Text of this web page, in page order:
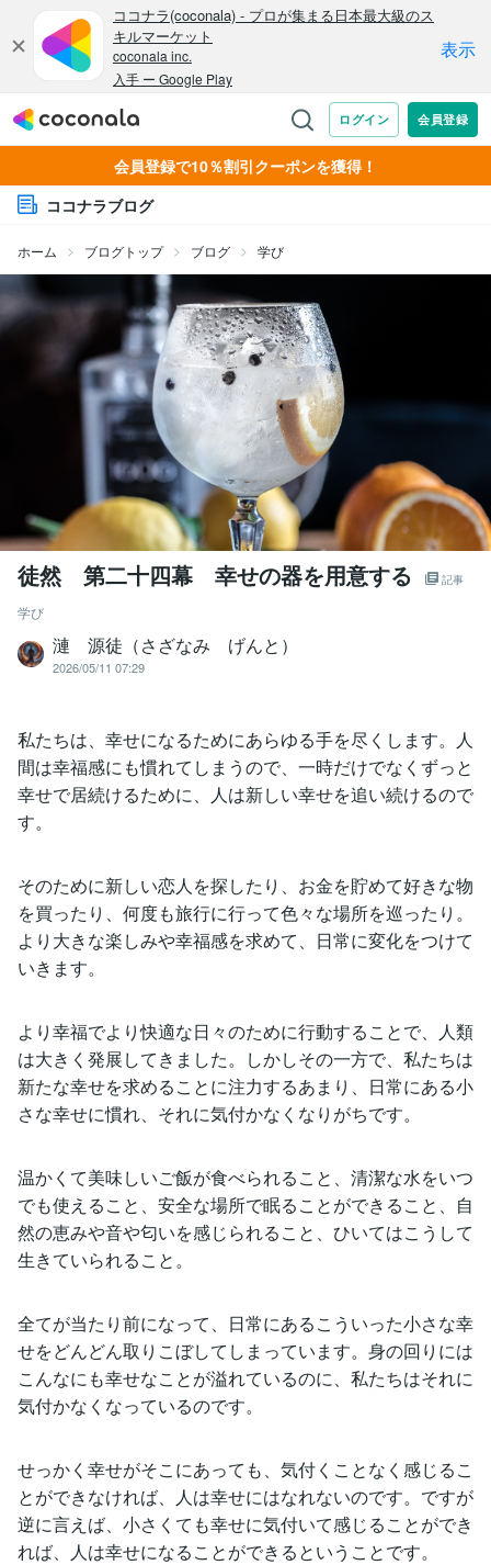
会員登録で10％割引クーポンを獲得！
ココナラブログ
ホーム ブログトップ ブログ 学び
徒然 第二十四幕 幸せの器を用意する 記事
学び
漣 源徒（さざなみ げんと）
2026/05/11 07:29
私たちは、幸せになるためにあらゆる手を尽くします。人
間は幸福感にも慣れてしまうので、一時だけでなくずっと
幸せで居続けるために、人は新しい幸せを追い続けるので
す。
そのために新しい恋人を探したり、お金を貯めて好きな物
を買ったり、何度も旅行に行って色々な場所を巡ったり。
より大きな楽しみや幸福感を求めて、日常に変化をつけて
いきます。
より幸福でより快適な日々のために行動することで、人類
は大きく発展してきました。しかしその一方で、私たちは
新たな幸せを求めることに注力するあまり、日常にある小
さな幸せに慣れ、それに気付かなくなりがちです。
温かくて美味しいご飯が食べられること、清潔な水をいつ
でも使えること、安全な場所で眠ることができること、自
然の恵みや音や匂いを感じられること、ひいてはこうして
生きていられること。
全てが当たり前になって、日常にあるこういった小さな幸
せをどんどん取りこぼしてしまっています。身の回りには
こんなにも幸せなことが溢れているのに、私たちはそれに
気付かなくなっているのです。
せっかく幸せがそこにあっても、気付くことなく感じるこ
とができなければ、人は幸せにはなれないのです。ですが
逆に言えば、小さくても幸せに気付いて感じることができ
れば、人は幸せになることができるということです。